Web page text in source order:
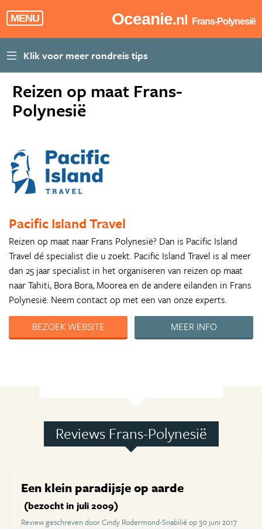
MENU Oceanie.nl Frans-Polynesië
Reizen op maat Frans-
Polynesië
Pacific Island Travel
Reizen op maat naar Frans Polynesië? Dan is Pacific Island
Travel dé specialist die u zoekt. Pacific Island Travel is al meer
dan 25 jaar specialist in het organiseren van reizen op maat
naar Tahiti, Bora Bora, Moorea en de andere eilanden in Frans
Polynesië. Neem contact op met een van onze experts.
BEZOEK WEBSITE
MEER INFO
Reviews Frans-Polynesië
Een klein paradijsje op aarde
(bezocht in juli 2009)
Review geschreven door Cindy Rodermond-Snabilié op 30 juni 2017